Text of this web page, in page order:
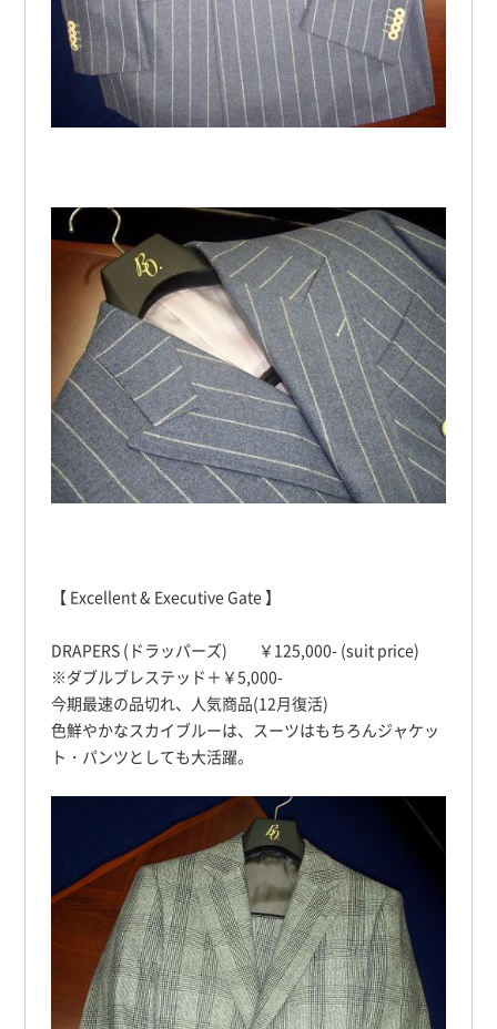
【 Excellent & Executive Gate 】
DRAPERS (ドラッパーズ) ￥125,000- (suit price)
※ダブルブレステッド＋￥5,000-
今期最速の品切れ、人気商品(12月復活)
色鮮やかなスカイブルーは、スーツはもちろんジャケッ
ト・パンツとしても大活躍。